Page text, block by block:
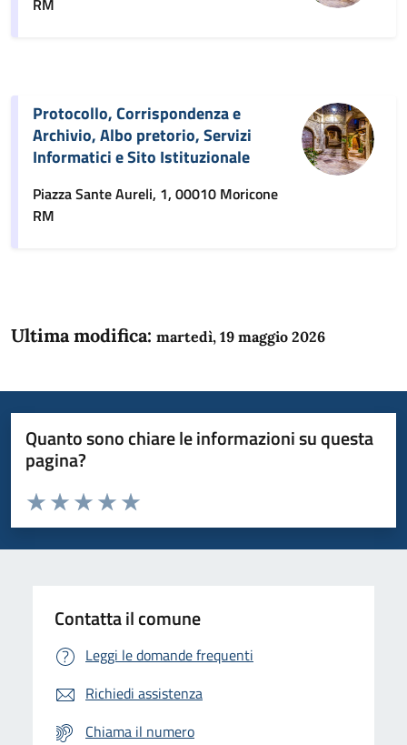
RM
Protocollo, Corrispondenza e
Archivio, Albo pretorio, Servizi
Informatici e Sito Istituzionale
Piazza Sante Aureli, 1, 00010 Moricone
RM
Ultima modifica: martedì, 19 maggio 2026
Quanto sono chiare le informazioni su questa
pagina?
Domanda
Valuta da 1 a 5 stelle la pagina
Valuta 5 stelle su 5
Valuta 4 stelle su 5
Valuta 3 stelle su 5
Valuta 2 stelle su 5
Valuta 1 stelle su 5
Contatta il comune
Leggi le domande frequenti
Richiedi assistenza
Chiama il numero